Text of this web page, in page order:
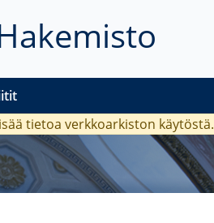
tietoa verkkoarkiston käytöstä.